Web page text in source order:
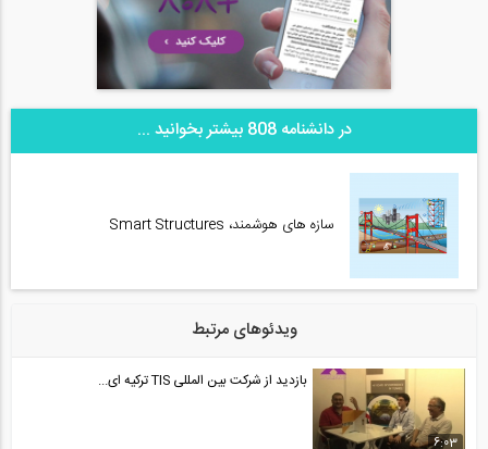
در دانشنامه 808 بیشتر بخوانید ...
سازه های هوشمند، Smart Structures
ویدئوهای مرتبط
6:03
بازدید از شرکت بین المللی TIS ترکیه ای...